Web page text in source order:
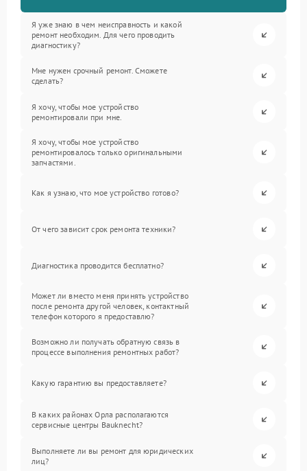
Я уже знаю в чем неисправность и какой
ремонт необходим. Для чего проводить
диагностику?
Мне нужен срочный ремонт. Сможете
сделать?
Я хочу, чтобы мое устройство
ремонтировали при мне.
Я хочу, чтобы мое устройство
ремонтировалось только оригинальными
запчастями.
Как я узнаю, что мое устройство готово?
От чего зависит срок ремонта техники?
Диагностика проводится бесплатно?
Может ли вместо меня принять устройство
после ремонта другой человек, контактный
телефон которого я предоставлю?
Возможно ли получать обратную связь в
процессе выполнения ремонтных работ?
Какую гарантию вы предоставляете?
В каких районах Орла располагаются
сервисные центры Bauknecht?
Выполняете ли вы ремонт для юридических
лиц?